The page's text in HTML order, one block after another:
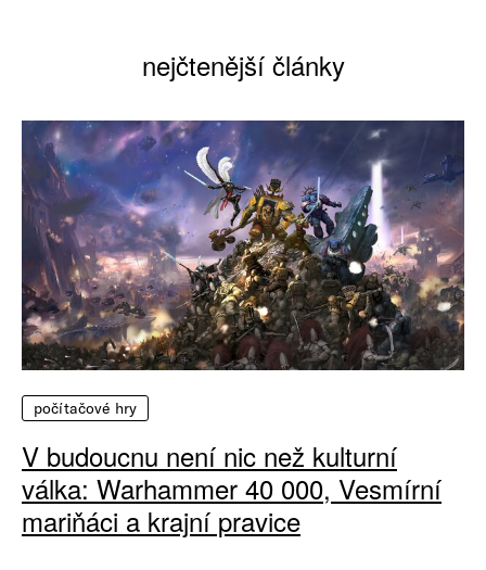
nejčtenější články
počítačové hry
V budoucnu není nic než kulturní
válka: Warhammer 40 000, Vesmírní
mariňáci a krajní pravice